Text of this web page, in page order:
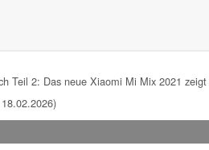
Teil 2: Das neue Xiaomi Mi Mix 2021